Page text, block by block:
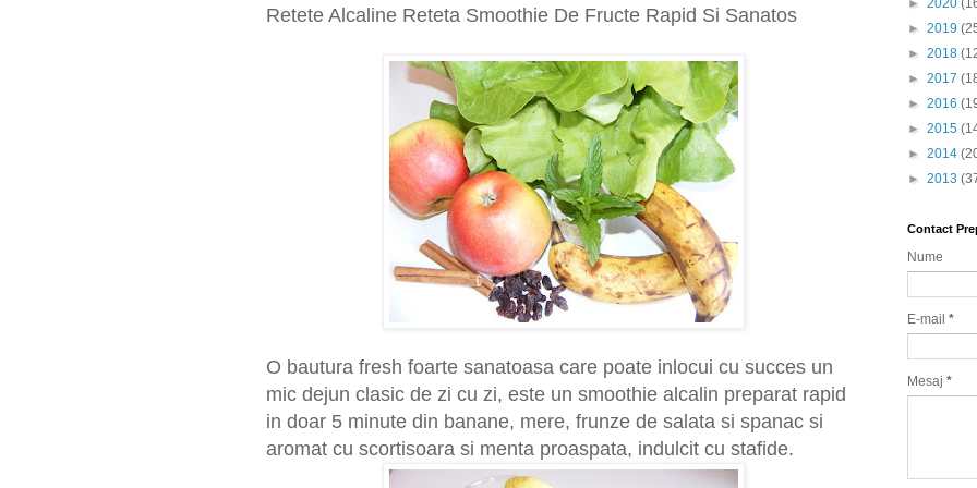
Retete Alcaline Reteta Smoothie De Fructe Rapid Si Sanatos
O bautura fresh foarte sanatoasa care poate inlocui cu succes un
mic dejun clasic de zi cu zi, este un smoothie alcalin preparat rapid
in doar 5 minute din banane, mere, frunze de salata si spanac si
aromat cu scortisoara si menta proaspata, indulcit cu stafide.
► 2020
► 2019
► 2018
► 2017
► 2016
► 2015
► 2014
► 2013
Contact
Nume
E-mail *
Mesaj *